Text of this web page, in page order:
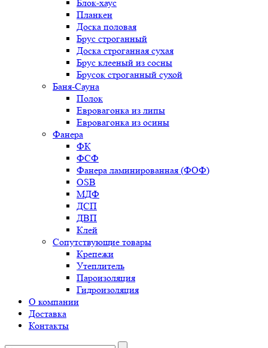
Блок-хаус
Планкен
Доска половая
Брус строганный
Доска строганная сухая
Брус клееный из сосны
Брусок строганный сухой
Баня-Сауна
Полок
Евровагонка из липы
Евровагонка из осины
Фанера
ФК
ФСФ
Фанера ламинированная (ФОФ)
OSB
МДФ
ДСП
ДВП
Клей
Сопутствующие товары
Крепежи
Утеплитель
Пароизоляция
Гидроизоляция
О компании
Доставка
Контакты